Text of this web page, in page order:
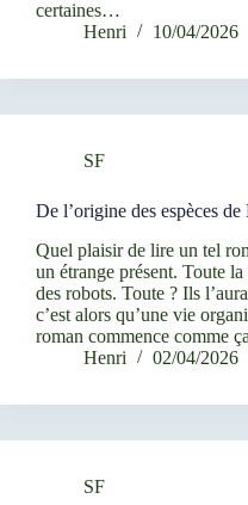
certaines…
Henri
10/04/2026
SF
De l’origine des espèces
Quel plaisir de lire un tel
un étrange présent. Toute
des robots. Toute ? Ils
c’est alors qu’une vie
roman commence comme
Henri
02/04/2026
SF